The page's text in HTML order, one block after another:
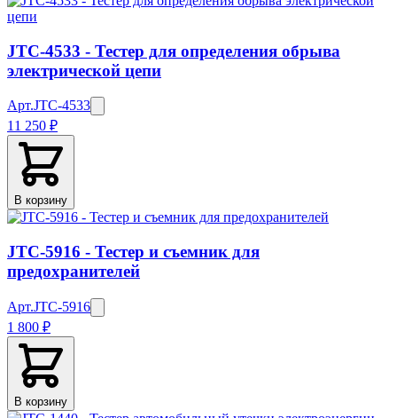
JTC-4533 - Тестер для определения обрыва
электрической цепи
Арт.JTC-4533
11 250 ₽
В корзину
JTC-5916 - Тестер и съемник для
предохранителей
Арт.JTC-5916
1 800 ₽
В корзину